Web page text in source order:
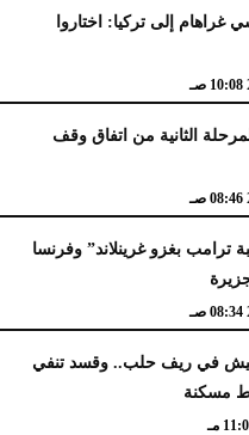
غراهام إلى تركيا: اختاروا
10:08 صـ
الثانية من اتفاق وقف
08:46 صـ
ترامب بغزو غرينلاند” وفرنسا
08:34 صـ
في ريف حلب.. وقسد تنفي
مسكنة
مـ